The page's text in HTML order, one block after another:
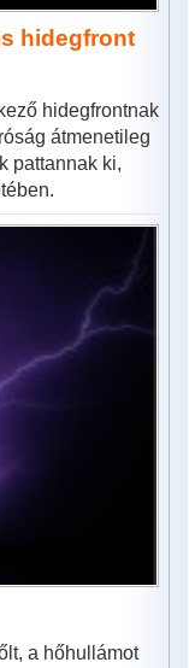
hidegfront
hidegfrontnak
átmenetileg
pattannak ki,
a hőhullámot